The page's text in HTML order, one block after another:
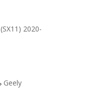
2020-
Geely